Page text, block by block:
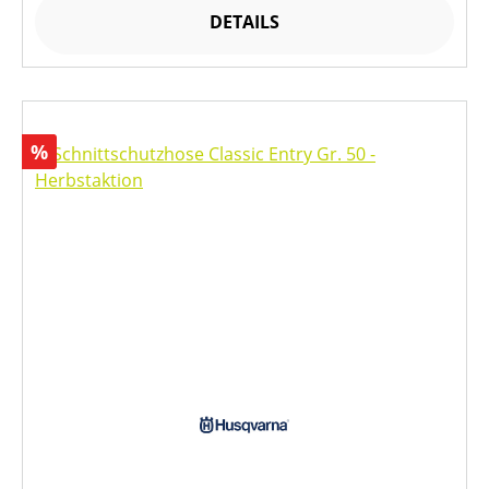
DETAILS
Rabatt
%